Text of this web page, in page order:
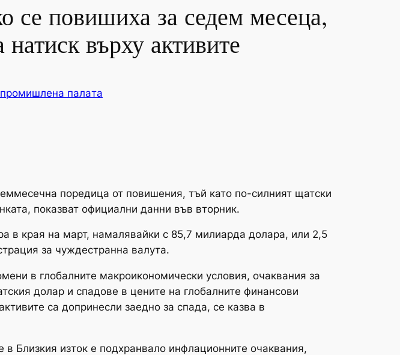
се повишиха за седем месеца,
върху активите
палaта
поредица от повишения, тъй като по-силният щатски
показват официални данни във вторник.
в края на март, намалявайки с 85,7 милиарда долара, или 2,5
за чуждестранна валута.
в глобалните макроикономически условия, очаквания за
долар и спадове в цените на глобалните финансови
са допринесли заедно за спада, се казва в
Близкия изток е подхранвало инфлационните очаквания,